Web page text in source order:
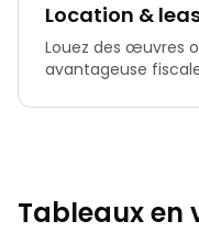
Location &
Louez des œuvres
avantageuse
Tableaux en